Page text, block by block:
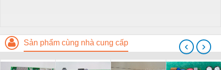
Sản phẩm cùng nhà cung cấp ‹ ›